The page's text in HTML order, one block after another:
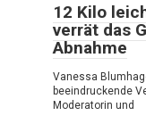
12 Kilo
verrät das
Abnahme
Vanessa
beeindruckende
Moderatorin und